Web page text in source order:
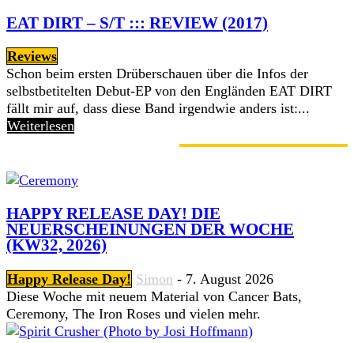
EAT DIRT – S/T ::: REVIEW (2017)
Reviews
Schon beim ersten Drüberschauen über die Infos der
selbstbetitelten Debut-EP von den Engländen EAT DIRT
fällt mir auf, dass diese Band irgendwie anders ist:...
Weiterlesen
HAPPY RELEASE DAY! DIE
NEUERSCHEINUNGEN DER WOCHE
(KW32, 2026)
Happy Release Day! Simon - 7. August 2026
Diese Woche mit neuem Material von Cancer Bats,
Ceremony, The Iron Roses und vielen mehr.